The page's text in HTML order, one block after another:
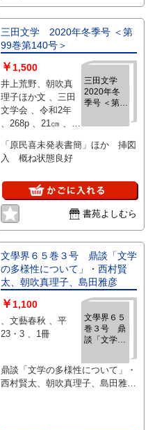
三田文学 2020年冬季号 ＜第
99巻第140号＞
三田文学
2020年冬
季号 ＜第
号＞
￥ 1,500
井上荒野、朝吹真
理子ほか文 、三田
文学会 、令和2年
、268p 、21㎝ 、１
「原民喜未発表書簡」ほか 挿図
入 概ね状態良好
書苑よしむら
文學界６５巻３号 鼎談「文学
の多様性について」・西村賢
太、朝吹真理子、島田雅彦
文學界６５
巻３号 鼎
談「文学の
いて」・西
村賢太、朝
吹真理子、
￥ 1,100
、文藝春秋 、平
23・3 、1冊
鼎談「文学の多様性について」・
西村賢太、朝吹真理子、島田雅